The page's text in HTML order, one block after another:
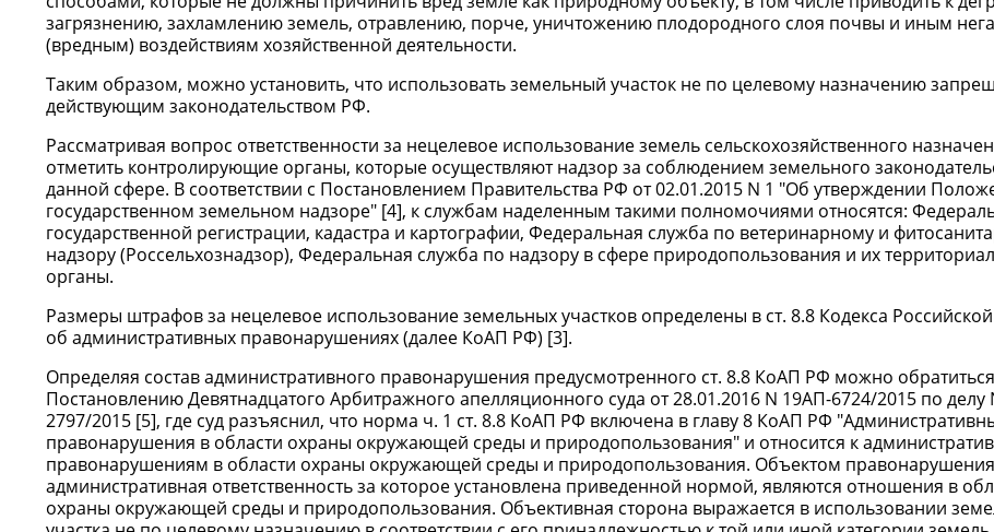
загрязнению, захламлению земель, отравлению, порче, уничтожению плодородного слоя почвы и иным
(вредным) воздействиям хозяйственной деятельности.
Таким образом, можно установить, что использовать земельный участок не по целевому назначению
действующим законодательством РФ.
Рассматривая вопрос ответственности за нецелевое использование земель сельскохозяйственного
отметить контролирующие органы, которые осуществляют надзор за соблюдением земельного
данной сфере. В соответствии с Постановлением Правительства РФ от 02.01.2015 N 1 "Об утверждении
государственном земельном надзоре" [4], к службам наделенным такими полномочиями относятся:
государственной регистрации, кадастра и картографии, Федеральная служба по ветеринарному и
надзору (Россельхознадзор), Федеральная служба по надзору в сфере природопользования и их
органы.
Размеры штрафов за нецелевое использование земельных участков определены в ст. 8.8 Кодекса
об административных правонарушениях (далее КоАП РФ) [3].
Определяя состав административного правонарушения предусмотренного ст. 8.8 КоАП РФ можно
Постановлению Девятнадцатого Арбитражного апелляционного суда от 28.01.2016 N 19АП-6724/2015 по делу
2797/2015 [5], где суд разъяснил, что норма ч. 1 ст. 8.8 КоАП РФ включена в главу 8 КоАП РФ
правонарушения в области охраны окружающей среды и природопользования" и относится к
правонарушениям в области охраны окружающей среды и природопользования. Объектом
административная ответственность за которое установлена приведенной нормой, являются отношения в
охраны окружающей среды и природопользования. Объективная сторона выражается в использовании